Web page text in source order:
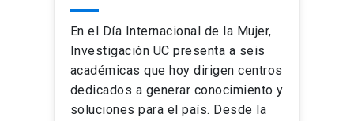
En el Día Internacional de la Mujer,
Investigación UC presenta a seis
académicas que hoy dirigen centros
dedicados a generar conocimiento y
soluciones para el país. Desde la